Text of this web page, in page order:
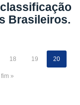
Brasileiros.
18 19 20
fim »